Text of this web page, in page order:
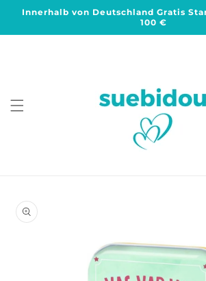
zum
Innerhalb von Deutschland Gratis
100 €